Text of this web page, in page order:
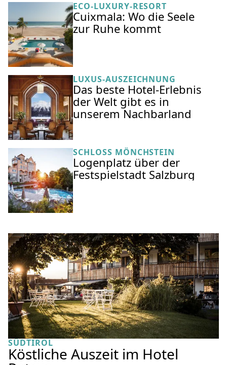
ECO-LUXURY-RESORT
Cuixmala: Wo die Seele
zur Ruhe kommt
LUXUS-AUSZEICHNUNG
Das beste Hotel-Erlebnis
der Welt gibt es in
unserem Nachbarland
SCHLOSS MÖNCHSTEIN
Logenplatz über der
Festspielstadt Salzburg
SÜDTIROL
Köstliche Auszeit im Hotel